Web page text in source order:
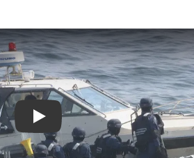
Play